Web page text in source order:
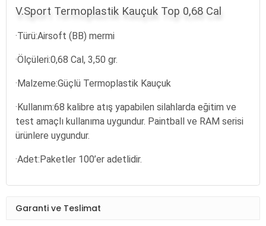
V.Sport Termoplastik Kauçuk Top 0,68 Cal
·Türü:Airsoft (BB) mermi
·Ölçüleri:0,68 Cal, 3,50 gr.
· Malzeme:Güçlü Termoplastik Kauçuk
· Kullanım:68 kalibre atış yapabilen silahlarda eğitim ve
test amaçlı kullanıma uygundur. Paintball ve RAM serisi
ürünlere uygundur.
·Adet:Paketler 100’er adetlidir.
Garanti ve Teslimat